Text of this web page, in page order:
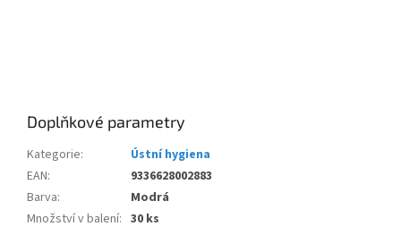
Doplňkové parametry
Kategorie:
Ústní hygiena
EAN:
9336628002883
Barva:
Modrá
Množství v balení: 30 ks